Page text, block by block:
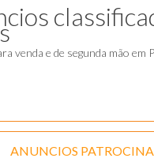
venda e de segunda mão em
ANUNCIOS